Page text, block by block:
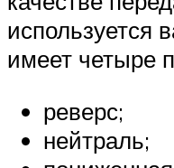
используется
имеет четыре
реверс;
нейтраль;